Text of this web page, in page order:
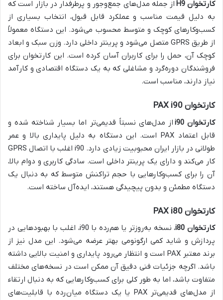
کارتخوان H9
از جمله مدل‌های جمع‌وجور و پرطرفدار در بازار است که
به دلیل قیمت مناسب و عملکرد قابل قبول، انتخاب بسیاری از
کسب‌وکارهای کوچک و متوسط محسوب می‌شود. این دستگاه معمولاً
از طریق GPRS متصل می‌شود و پرینتر داخلی دارد. وزن سبک و ابعاد
کوچک آن، حمل را برای کاربران آسان کرده است. این کارتخوان برای
فروشندگان دوره‌گرد و مشاغلی که به یک دستگاه اقتصادی و کارآمد
نیاز دارند، مناسب است.
کارتخوان PAX i90
کارتخوان i90
از مدل‌های نسبتاً قدیمی‌تر اما بسیار شناخته شده و
قابل اعتماد PAX است. این دستگاه به دلیل پایداری بالا و عمر
طولانی در بازار ایران محبوبیت زیادی دارد. i90 اغلب با اتصال GPRS
کار می‌کند و دارای یک پرینتر داخلی است. سادگی کاربری و دوام بالا،
آن را برای کسب‌وکارهایی با حجم تراکنش متوسط که به دنبال یک
دستگاه مطمئن و بدون پیچیدگی هستند، ایده‌آل ساخته است.
کارتخوان PAX i80
کارتخوان i80
، نسخه به‌روزتر یا هم‌رده با i90، اغلب با بهبودهایی در
پردازش و شاید کمی ارگونومی بهتر عرضه می‌شود. این مدل نیز از
برند معتبر PAX است و انتظار می‌رود پایداری و امنیت بالایی داشته
باشد. اگرچه جزئیات فنی دقیق آن ممکن است در نسخه‌های مختلف
متفاوت باشد، اما به طور کلی برای کسب‌وکارهایی که به دنبال ارتقاء
از مدل‌های قدیمی‌تر PAX یا یک دستگاه میان‌رده با قابلیت‌های